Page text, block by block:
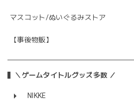
マスコット/ぬいぐるみストア
【事後物販】
＼ゲームタイトルグッズ多数 ／
NIKKE